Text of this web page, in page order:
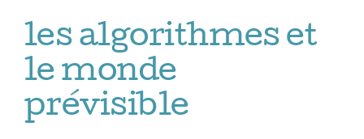
Le festival
Billetterie
les algorithmes et
le monde
prévisible